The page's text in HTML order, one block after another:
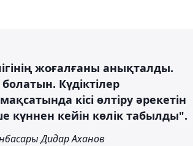
жоғалғаны анықталды.
Күдіктілер
кісі өлтіру әрекетін
күннен кейін көлік табылды".
Дидар Аханов